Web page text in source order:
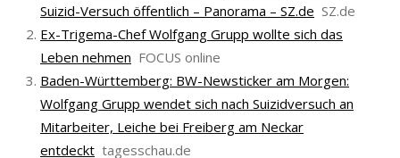
Suizid-Versuch öffentlich – Panorama – SZ.de SZ.de
Ex-Trigema-Chef Wolfgang Grupp wollte sich das
Leben nehmen FOCUS online
Baden-Württemberg: BW-Newsticker am Morgen:
Wolfgang Grupp wendet sich nach Suizidversuch an
Mitarbeiter, Leiche bei Freiberg am Neckar
entdeckt tagesschau.de